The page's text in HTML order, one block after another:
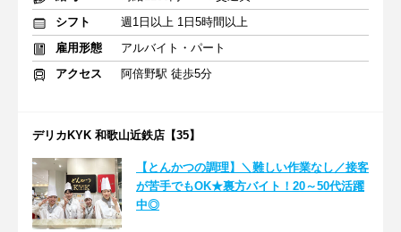
シフト
週1日以上 1日5時間以上
雇用形態
アルバイト・パート
アクセス
阿倍野駅 徒歩5分
デリカKYK 和歌山近鉄店【35】
【とんかつの調理】＼難しい作業なし／接客
が苦手でもOK★裏方バイト！20～50代活躍
中◎